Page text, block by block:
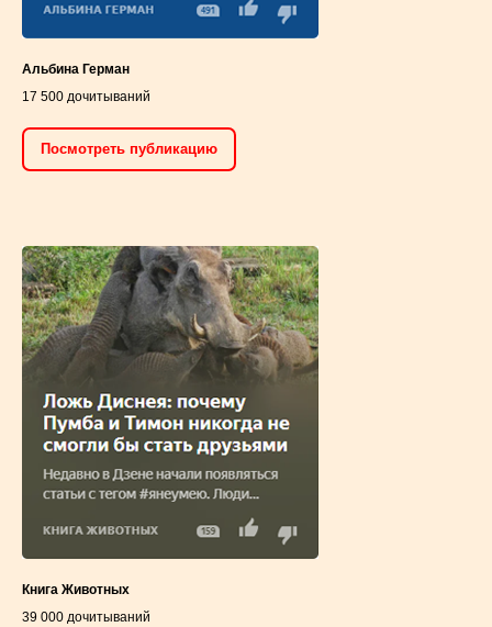
Альбина Герман
17 500 дочитываний
Посмотреть публикацию